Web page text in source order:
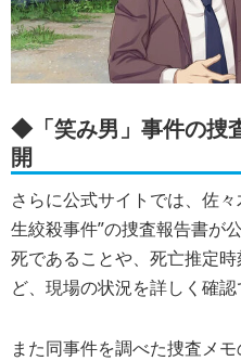
◆「笑み男」事件の捜
開
さらに公式サイトでは、佐
生絞殺事件”の捜査報告書が
死であることや、死亡推定
ど、現場の状況を詳しく確認
また同事件を調べた捜査メ